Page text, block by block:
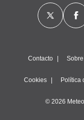
Contacto
Cookies Política
© 2026